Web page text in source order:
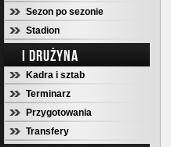
Sezon po sezonie
Stadion
I DRUŻYNA
Kadra i sztab
Terminarz
Przygotowania
Transfery